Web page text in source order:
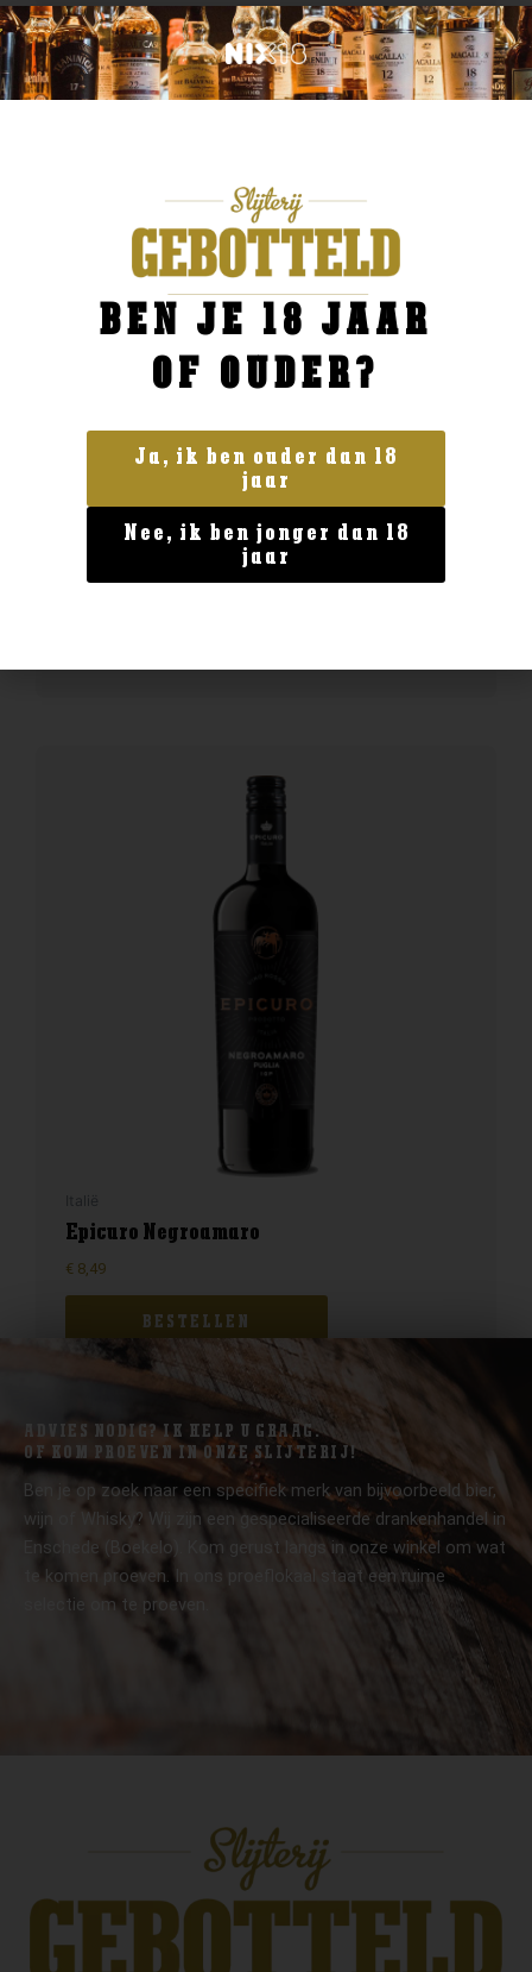
Frankrijk
Bollinger Special Cuvee
62,99
Epicuro Negroamaro
€ 8,49
BESTELLEN
ADVIES NODIG? IK HELP U GRAAG.
OF KOM PROEVEN IN ONZE SLIJTERIJ!
Ben je op zoek naar een specifiek merk van bijvoorbeeld bier,
wijn of Whisky? Wij zijn een gespecialiseerde drankenhandel in
Enschede (Boekelo). Kom gerust langs in onze winkel om wat
te komen proeven. In ons proeflokaal staat een ruime
selectie om te proeven.
BEN JE 18 JAAR
OF OUDER?
Ja, ik ben ouder dan 18
jaar
Nee, ik ben jonger dan 18
jaar